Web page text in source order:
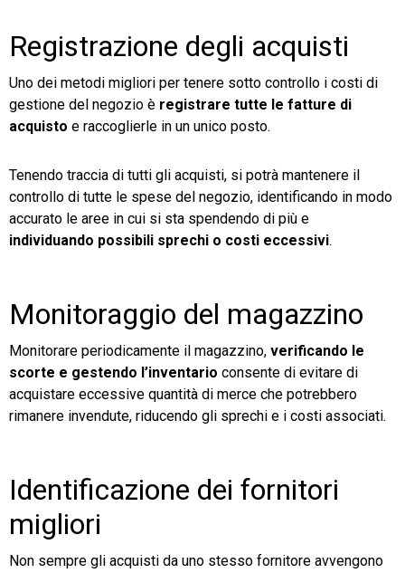
Registrazione degli acquisti
Uno dei metodi migliori per tenere sotto controllo i costi di
gestione del negozio è registrare tutte le fatture di
acquisto e raccoglierle in un unico posto.
Tenendo traccia di tutti gli acquisti, si potrà mantenere il
controllo di tutte le spese del negozio, identificando in modo
accurato le aree in cui si sta spendendo di più e
individuando possibili sprechi o costi eccessivi.
Monitoraggio del magazzino
Monitorare periodicamente il magazzino, verificando le
scorte e gestendo l’inventario consente di evitare di
acquistare eccessive quantità di merce che potrebbero
rimanere invendute, riducendo gli sprechi e i costi associati.
Identificazione dei fornitori
migliori
Non sempre gli acquisti da uno stesso fornitore avvengono